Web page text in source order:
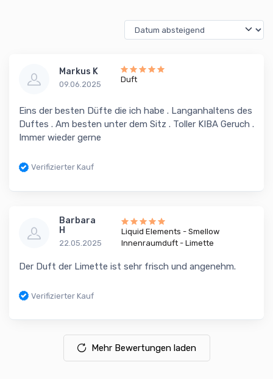
Markus K
09.06.2025
Duft
Eins der besten Düfte die ich habe . Langanhaltens des
Duftes . Am besten unter dem Sitz . Toller KIBA Geruch .
Immer wieder gerne
Verifizierter Kauf
Barbara
H
22.05.2025
Liquid Elements - Smellow
Innenraumduft - Limette
Der Duft der Limette ist sehr frisch und angenehm.
Verifizierter Kauf
Mehr Bewertungen laden